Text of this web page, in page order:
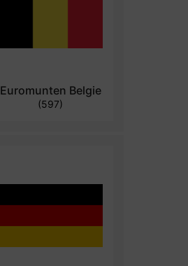
Euromunten Belgie
(597)